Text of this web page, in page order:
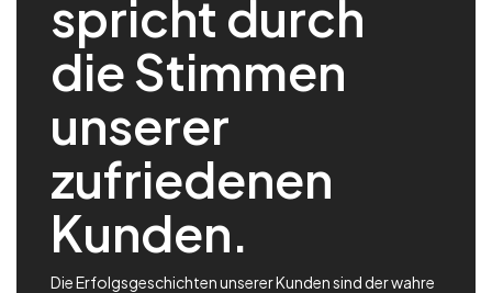
spricht durch
die Stimmen
unserer
zufriedenen
Kunden.
Die Erfolgsgeschichten unserer Kunden sind der wahre